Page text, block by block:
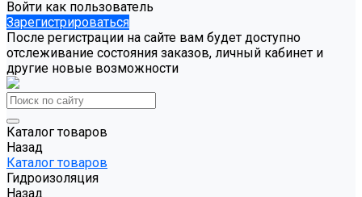
Войти как пользователь
Зарегистрироваться
После регистрации на сайте вам будет доступно
отслеживание состояния заказов, личный кабинет и
другие новые возможности
Каталог товаров
Назад
Каталог товаров
Гидроизоляция
Назад